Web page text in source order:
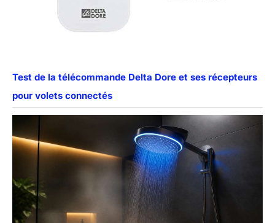
Test de la télécommande Delta Dore et ses récepteurs
pour volets connectés